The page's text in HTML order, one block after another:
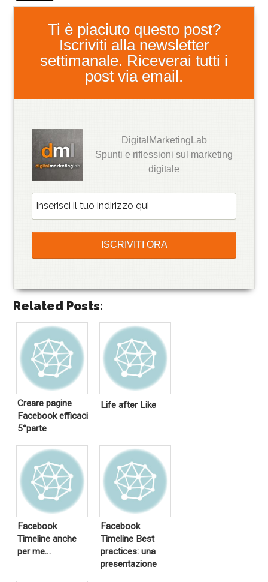
Ti è piaciuto questo post?
Iscriviti alla newsletter
settimanale. Riceverai tutti i
post via email.
DigitalMarketingLab
Spunti e riflessioni sul marketing
digitale
Related Posts:
Creare pagine
Facebook efficaci
5°parte
Life after Like
Facebook
Timeline anche
per me…
Facebook
Timeline Best
practices: una
presentazione